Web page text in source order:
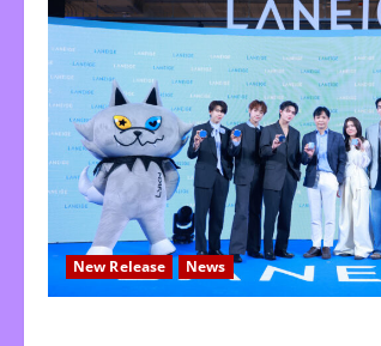
New Release News